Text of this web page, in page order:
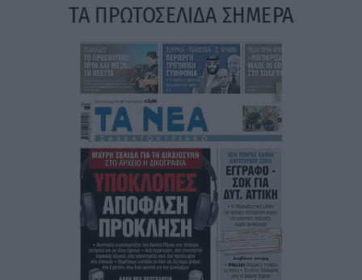
ΤΑ ΠΡΩΤΟΣΕΛΙΔΑ ΣΗΜΕΡΑ